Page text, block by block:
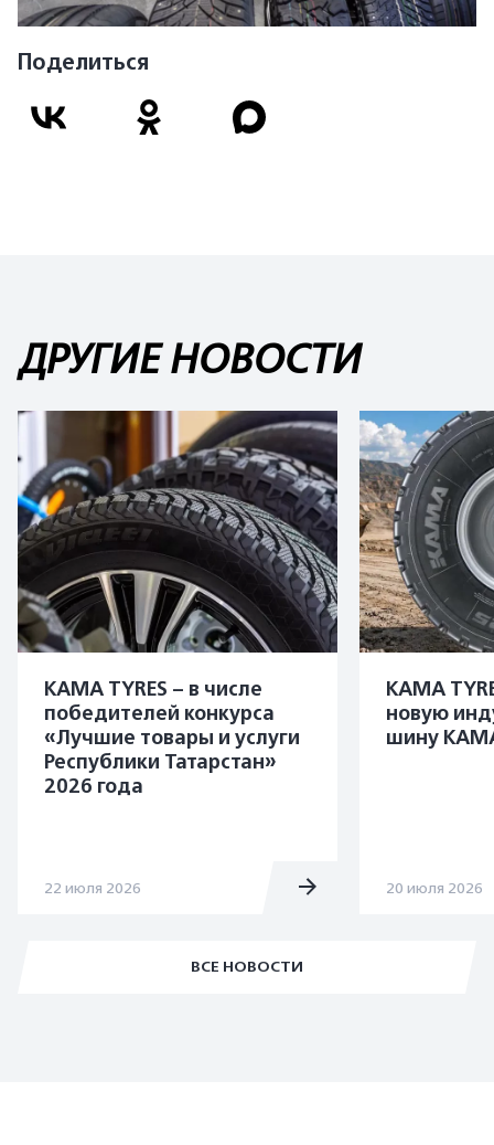
Поделиться
ДРУГИЕ НОВОСТИ
ВСЕ НОВОСТИ
KAMA TYRES – в числе
победителей конкурса
«Лучшие товары и услуги
Республики Татарстан»
2026 года
22 июля 2026
KAMA
новую
шину
20 июля 2026